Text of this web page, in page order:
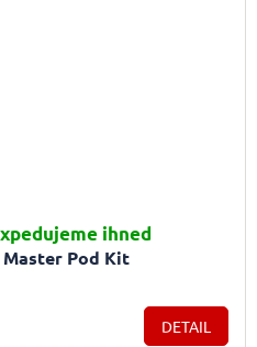
Master Pod Kit
je 5,0 z 5 hvězdiček.
ihned
DETAIL